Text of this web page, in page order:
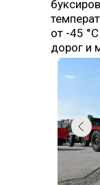
от -45
дорог и